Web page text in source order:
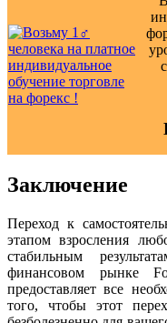
Заключение
Переход к
этапом взросления
стабильным
финансовом рынке
предоставляет все
того, чтобы этот